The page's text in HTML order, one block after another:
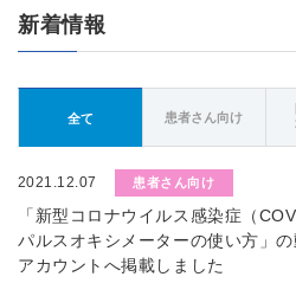
新着情報
全て 患者さん向け
2021.12.07 患者さん向け
「新型コロナウイルス感染症（
パルスオキシメーターの使い方」
アカウントへ掲載しました